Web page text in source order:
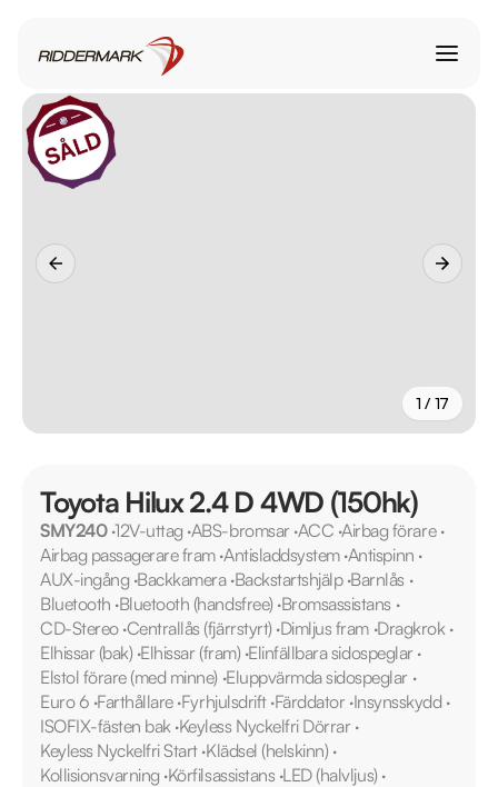
1 / 17
Toyota Hilux 2.4 D 4WD (150hk)
SMY240·12V-uttag ·ABS-bromsar ·ACC ·Airbag förare·
Airbag passagerare fram·Antisladdsystem·Antispinn ·
AUX-ingång ·Backkamera·Backstartshjälp·Barnlås ·
Bluetooth ·Bluetooth (handsfree)·Bromsassistans ·
CD-Stereo·Centrallås (fjärrstyrt)·Dimljus fram ·Dragkrok·
Elhissar (bak)·Elhissar (fram)·Elinfällbara sidospeglar ·
Elstol förare (med minne) ·Eluppvärmda sidospeglar ·
Euro 6 ·Farthållare·Fyrhjulsdrift·Färddator ·Insynsskydd ·
ISOFIX-fästen bak·Keyless Nyckelfri Dörrar ·
Keyless Nyckelfri Start·Klädsel (helskinn)·
Kollisionsvarning ·Körfilsassistans ·LED (halvljus)·